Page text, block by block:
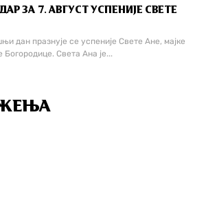
ЗА 7. АВГУСТ УСПЕНИЈЕ СВЕТЕ
дан празнује се успеније Свете Ане, мајке
Богородице. Света Ана је...